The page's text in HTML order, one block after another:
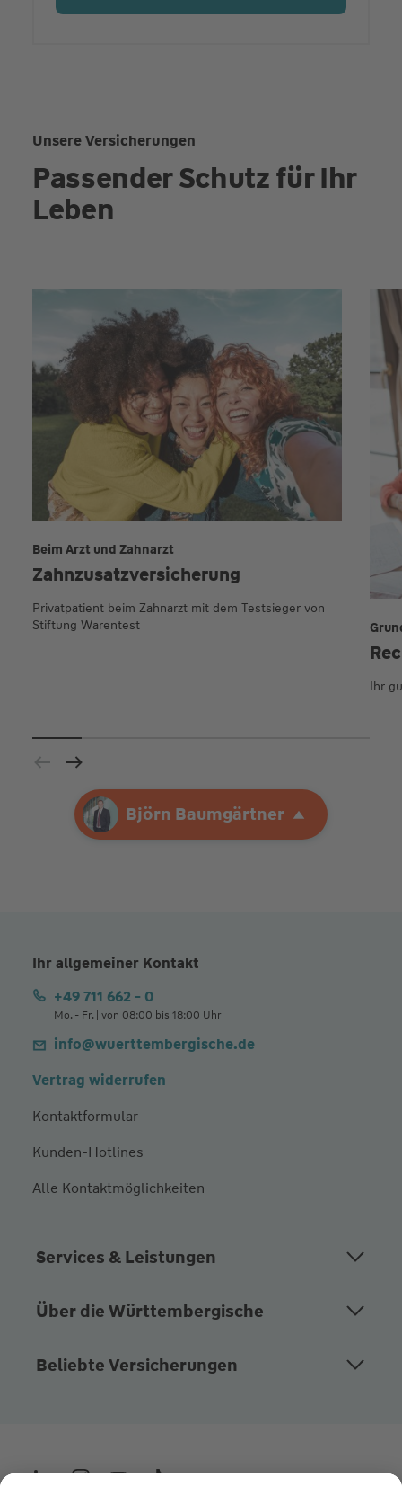
Ihre AgenturBjörn Baumgärtner
Björn Baumgärtner
Unsere Versicherungen
Passender Schutz für Ihr
Leben
Zahnzusatz­versicherung
Beim Arzt und Zahnarzt
Privatpatient beim Zahnarzt mit dem Testsieger von
Stiftung Warentest
Ihr
Ihr allgemeiner Kontakt
+49 711 662 - 0
Mo. - Fr. | von 08:00 bis 18:00 Uhr
info@wuerttembergische.de
Vertrag widerrufen
Kontaktformular
Kunden-Hotlines
Alle Kontaktmöglichkeiten
Services & Leistungen
Über die Württembergische
Beliebte Versicherungen